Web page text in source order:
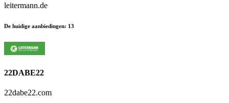
leitermann.de
De huidige aanbiedingen: 13
22DABE22
22dabe22.com